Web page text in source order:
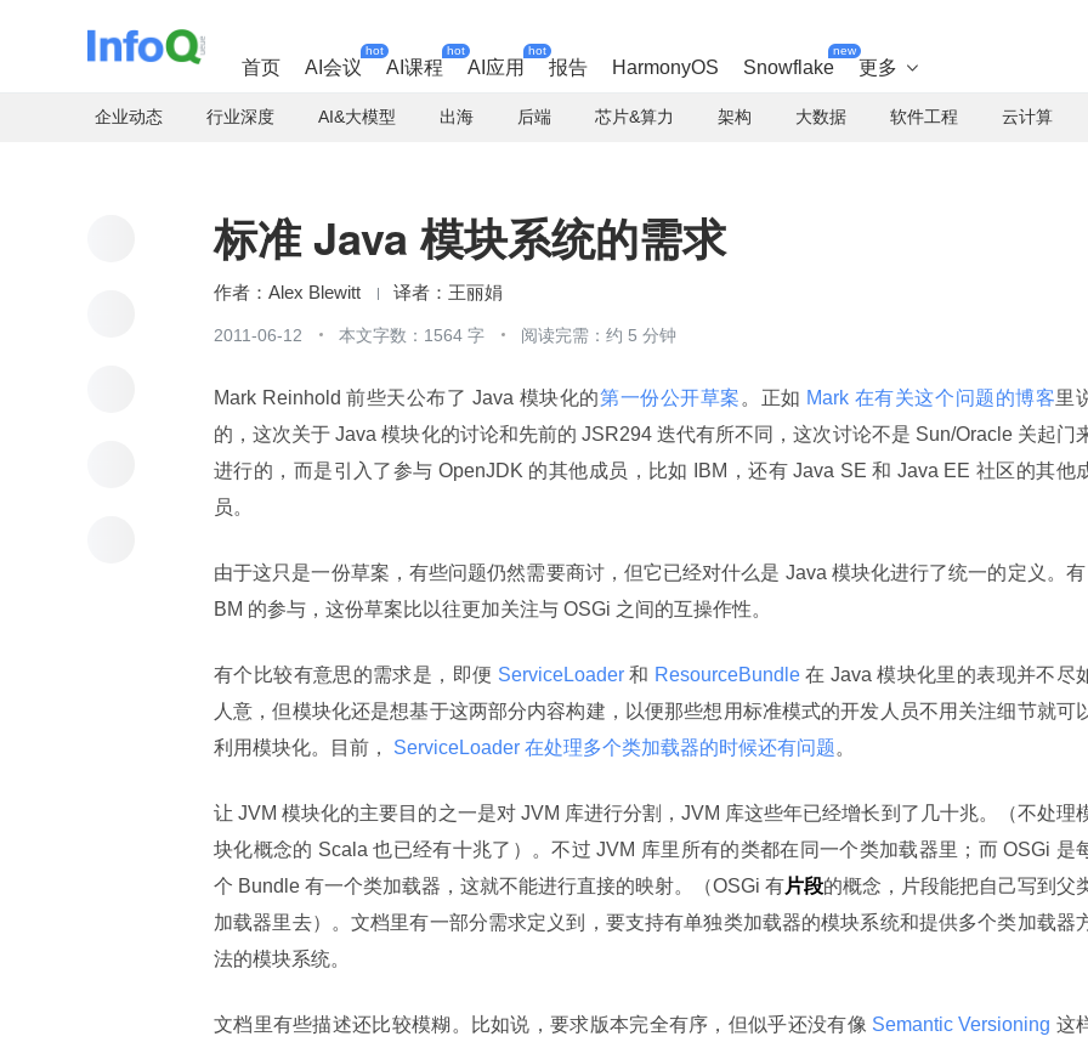
首页 AI会议
hot
AI课程
hot
AI应用
hot
报告 HarmonyOS Snowflake
new
更多 
企业动态 行业深度 AI&大模型 出海 后端 芯片&算力 架构 大数据 软件工程 云计算
标准 Java 模块系统的需求
Alex Blewitt 王丽娟
2011-06-12 本文字数：1564 字 阅读完需：约 5 分钟
Mark Reinhold 前些天公布了 Java 模块化的第一份公开草案 。正如 Mark 在有关这个问题的博客里
的，这次关于 Java 模块化的讨论和先前的 JSR294 迭代有所不同，这次讨论不是 Sun/Oracle 关起门
进行的，而是引入了参与 OpenJDK 的其他成员，比如 IBM，还有 Java SE 和 Java EE 社区的其他
员。
由于这只是一份草案，有些问题仍然需要商讨，但它已经对什么是 Java 模块化进行了统一的定义。有
BM 的参与，这份草案比以往更加关注与 OSGi 之间的互操作性。
有个比较有意思的需求是，即便 ServiceLoader 和 ResourceBundle 在 Java 模块化里的表现并不尽
人意，但模块化还是想基于这两部分内容构建，以便那些想用标准模式的开发人员不用关注细节就可
利用模块化。目前，
ServiceLoader 在处理多个类加载器的时候还有问题。
让 JVM 模块化的主要目的之一是对 JVM 库进行分割，JVM 库这些年已经增长到了几十兆。（不处理
块化概念的 Scala 也已经有十兆了）。不过 JVM 库里所有的类都在同一个类加载器里；而 OSGi 是
个 Bundle 有一个类加载器，这就不能进行直接的映射。（OSGi 有片段的概念，片段能把自己写到父
加载器里去）。文档里有一部分需求定义到，要支持有单独类加载器的模块系统和提供多个类加载器
法的模块系统。
文档里有些描述还比较模糊。比如说，要求版本完全有序，但似乎还没有像 Semantic Versioning 这